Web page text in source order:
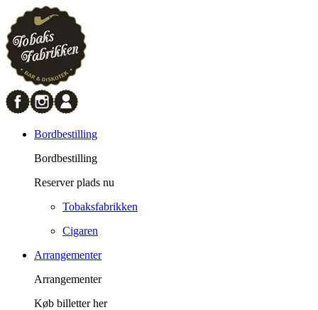
Bordbestilling
Bordbestilling
Reserver plads nu
Tobaksfabrikken
Cigaren
Arrangementer
Arrangementer
Køb billetter her